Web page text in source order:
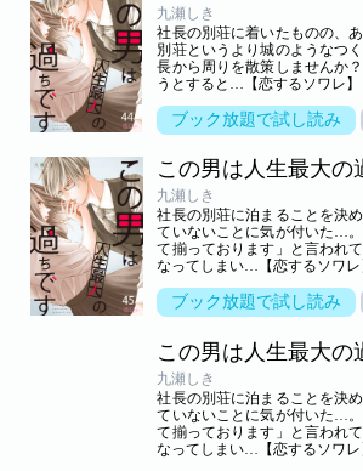
九瀬しき
社長の別荘に着いたものの、
別荘というより城のようなつ
長から周りを散策しませんか
うとすると…【恋するソワレ】
ブック放題で試し読み
この男は人生最大の
九瀬しき
社長の別荘に泊まることを決
ていないことに気が付いた…
て揃っております」と言われ
なってしまい…【恋するソワレ
ブック放題で試し読み
この男は人生最大の
九瀬しき
社長の別荘に泊まることを決
ていないことに気が付いた…
て揃っております」と言われ
なってしまい…【恋するソワレ